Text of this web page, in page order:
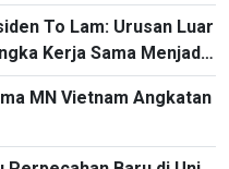
To Lam: Urusan Luar
Kerja Sama Menjadi
Efektivitas
Ukur
MN Vietnam Angkatan